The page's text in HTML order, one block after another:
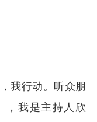
我行动。听众朋
，我是主持人欣